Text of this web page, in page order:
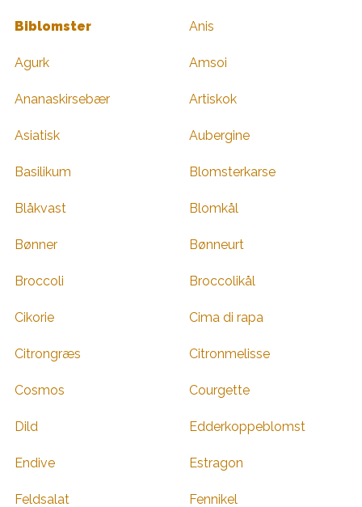
Biblomster Anis
Agurk Amsoi
Ananaskirsebær Artiskok
Asiatisk Aubergine
Basilikum Blomsterkarse
Blåkvast Blomkål
Bønner Bønneurt
Broccoli Broccolikål
Cikorie Cima di rapa
Citrongræs Citronmelisse
Cosmos Courgette
Dild Edderkoppeblomst
Endive Estragon
Feldsalat Fennikel